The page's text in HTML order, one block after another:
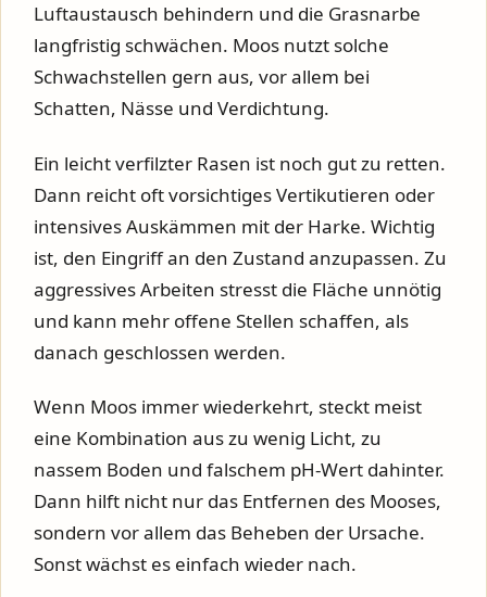
Luftaustausch behindern und die Grasnarbe
langfristig schwächen. Moos nutzt solche
Schwachstellen gern aus, vor allem bei
Schatten, Nässe und Verdichtung.
Ein leicht verfilzter Rasen ist noch gut zu retten.
Dann reicht oft vorsichtiges Vertikutieren oder
intensives Auskämmen mit der Harke. Wichtig
ist, den Eingriff an den Zustand anzupassen. Zu
aggressives Arbeiten stresst die Fläche unnötig
und kann mehr offene Stellen schaffen, als
danach geschlossen werden.
Wenn Moos immer wiederkehrt, steckt meist
eine Kombination aus zu wenig Licht, zu
nassem Boden und falschem pH-Wert dahinter.
Dann hilft nicht nur das Entfernen des Mooses,
sondern vor allem das Beheben der Ursache.
Sonst wächst es einfach wieder nach.